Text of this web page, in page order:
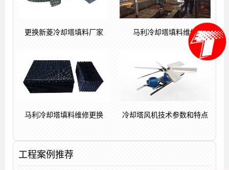
更换新菱冷却塔填料厂家 马利冷却塔填料维修
马利冷却塔填料维修更换 冷却塔风机技术参数和特点
工程案例推荐